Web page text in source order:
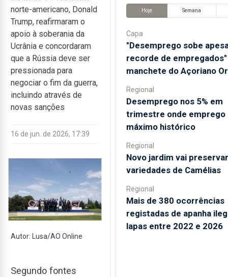
norte-americano, Donald
Trump, reafirmaram o
apoio à soberania da
Ucrânia e concordaram
que a Rússia deve ser
pressionada para
negociar o fim da guerra,
incluindo através de
novas sanções
16 de jun. de 2026, 17:39
Autor: Lusa/AO Online
Segundo fontes
Hoje Semana
Capa
"Desemprego sobe
recorde de empregados"
manchete do Açoriano
Regional
Desemprego nos 5% em
trimestre onde emprego
máximo histórico
Regional
Novo jardim vai
variedades de Camélias
Regional
Mais de 380 ocorrências
registadas de apanha
lapas entre 2022 e 2026